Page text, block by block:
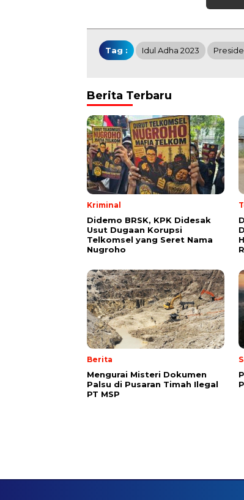
Tag : Idul Adha 2023
Berita Terbaru
Kriminal
Didemo BRSK, KPK Didesak
Usut Dugaan Korupsi
Telkomsel yang Seret Nama
Nugroho
Berita
Mengurai Misteri Dokumen
Palsu di Pusaran Timah Ilegal
PT MSP